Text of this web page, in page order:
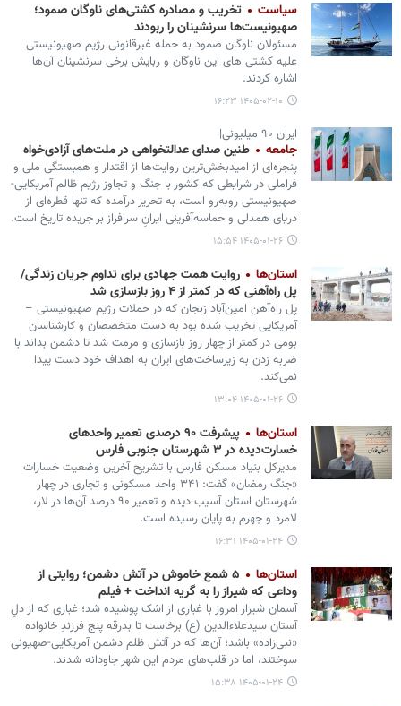
سیاست
تخریب و مصادره کشتی‌های ناوگان صمود؛
صهیونیست‌ها سرنشینان را ربودند
مسئولان ناوگان صمود به حمله غیرقانونی رژیم صهیونیستی
علیه کشتی های این ناوگان و ربایش برخی سرنشینان آن‌ها
اشاره کردند.
۱۴۰۵-۰۲-۱۰ ۱۶:۲۳
ایران ۹۰ میلیونی|
جامعه طنین‌ صدای عدالتخواهی در ملت‌های آزادی‌خواه
پنجره‌ای از امیدبخش‌ترین روایت‌ها از اقتدار و همبستگی ملی و
فراملی در شرایطی که کشور با جنگ و تجاوز رژیم ظالم آمریکایی-
صهیونیستی روبه‌رو است، به تحریر درآمده که تنها قطره‌ای از
دریای همدلی و حماسه‌آفرینی ایرانِ سرافراز بر جریده تاریخ است.
۱۴۰۵-۰۱-۲۶ ۱۵:۵۴
استان‌ها
روایت همت جهادی برای تداوم جریان زندگی/
پل راه‌آهنی که در کمتر از ۴ روز بازسازی شد
پل راه‌آهن امین‌آباد زنجان که در حملات رژیم صهیونیستی –
آمریکایی تخریب شده بود به دست متخصصان و کارشناسان
بومی در کمتر از چهار روز بازسازی و مرمت شد تا دشمن بداند با
ضربه زدن به زیرساخت‌های ایران به اهداف خود دست پیدا
نمی‌کند.
۱۴۰۵-۰۱-۲۶ ۱۳:۰۴
استان‌ها
پیشرفت ۹۰ درصدی تعمیر واحدهای
خسارت‌دیده در ۳ شهرستان جنوبی فارس
مدیرکل بنیاد مسکن فارس با تشریح آخرین وضعیت خسارات
«جنگ رمضان» گفت: ۳۴۱ واحد مسکونی و تجاری در چهار
شهرستان استان آسیب دیده و تعمیر ۹۰ درصد آن‌ها در لار،
لامرد و جهرم به پایان رسیده است.
۱۴۰۵-۰۱-۲۴ ۱۶:۳۱
استان‌ها
۵ شمع خاموش در آتش دشمن؛ روایتی از
وداعی که شیراز را به گریه انداخت + فیلم
آسمان شیراز امروز با غباری از اشک پوشیده شد؛ غباری که از دلِ
آستان سیدعلاءالدین (ع) برخاست تا بدرقه‌ پنج فرزندِ خانواده‌
«نبی‌زاده» باشد؛ آن‌ها که در آتش ظلم دشمن آمریکایی-صهیونی
سوختند، اما در قلب‌های مردم این شهر جاودانه شدند.
۱۴۰۵-۰۱-۲۴ ۱۵:۳۸